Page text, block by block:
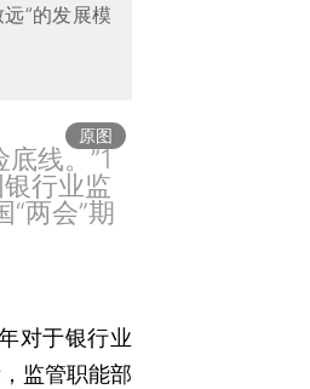
”的发展模
原图
线。”1
行业监
两会”期
对于银行业
监管职能部